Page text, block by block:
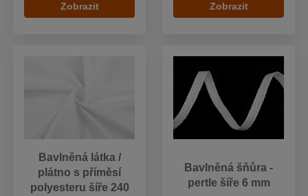
Zobrazit Zobrazit
Bavlněná látka /
plátno s příměsí
polyesteru šíře 240
Bavlněná šňůra -
pertle šíře 6 mm